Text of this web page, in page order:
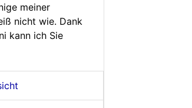
meiner
nicht wie. Dank
kann ich Sie